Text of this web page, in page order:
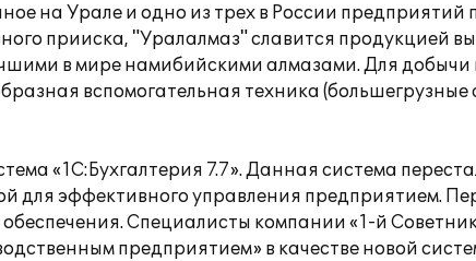
на Урале и одно из трех в России предприятий
прииска, "Уралалмаз" славится продукцией
в мире намибийскими алмазами. Для добычи
вспомогательная техника (большегрузные
«1С:Бухгалтерия 7.7». Данная система
для эффективного управления предприятием.
Специалисты компании «1-й
предприятием» в качестве новой